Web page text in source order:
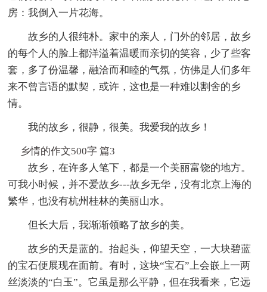
房：我倒入一片花海。
故乡的人很纯朴。家中的亲人，门外的邻居，故乡
的每个人的脸上都洋溢着温暖而亲切的笑容，少了些客
套，多了份温馨，融洽而和睦的气氛，仿佛是人们多年
来不曾言语的默契，或许，这也是一种难以割舍的乡
情。
我的故乡，很静，很美。我爱我的故乡！
乡情的作文500字 篇3
故乡，在许多人笔下，都是一个美丽富饶的地方。
可我小时候，并不爱故乡---故乡无华，没有北京上海的
繁华，也没有杭州桂林的美丽山水。
但长大后，我渐渐领略了故乡的美。
故乡的天是蓝的。抬起头，仰望天空，一大块碧蓝
的宝石便展现在面前。有时，这块“宝石”上会嵌上一两
丝淡淡的“白玉”。它虽是那么平静，但在我看来，它远